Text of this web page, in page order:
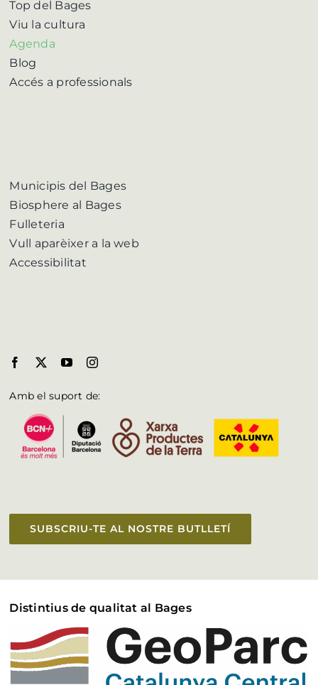
Top del Bages
Viu la cultura
Agenda
Blog
Accés a professionals
Municipis del Bages
Biosphere al Bages
Fulleteria
Vull aparèixer a la web
Accessibilitat
Amb el suport de:
SUBSCRIU-TE AL NOSTRE BUTLLETÍ
Distintius de qualitat al Bages